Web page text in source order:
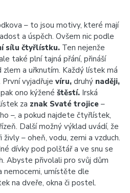
– to jsou motivy, které mají
a úspěch. Ovšem nic podle
sílu čtyřlístku. Ten nejenže
také plní tajná přání, přináší
zlem a uřknutím. Každý lístek má
vyjadřuje víru, druhý naději,
ono kýžené štěstí. Irská
za znak Svaté trojice –
–, a pokud najdete čtyřlístek,
Další možný výklad uvádí, že
– oheň, vodu, zemi a vzduch.
dívky pod polštář a ve snu se
Abyste přivolali pro svůj dům
nemocemi, umístěte dle
na dveře, okna či postel.